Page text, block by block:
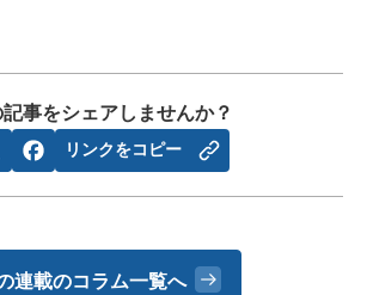
記事をシェアしませんか？
リンクをコピー
連載のコラム一覧へ